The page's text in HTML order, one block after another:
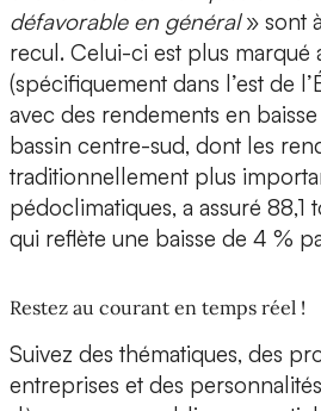
défavorable en général» sont
recul. Celui-ci est plus marqué
(spécifiquement dans l’est de
avec des rendements en
bassin centre-sud, dont les
traditionnellement plus
pédoclimatiques, a assuré 88,1
qui reflète une baisse de 4 %
Restez au courant en temps réel !
Suivez des thématiques, des
entreprises et des